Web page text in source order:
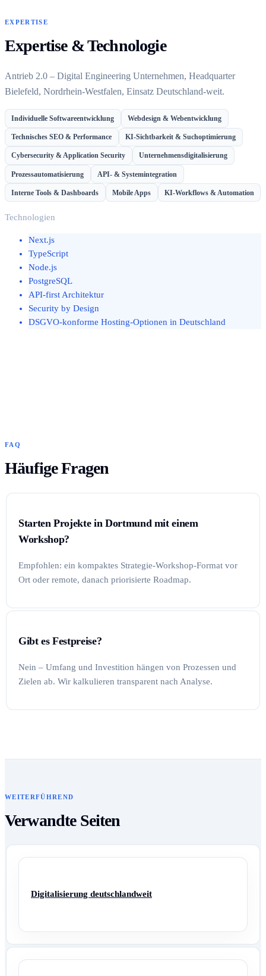
EXPERTISE
Expertise & Technologie
Antrieb 2.0 – Digital Engineering Unternehmen, Headquarter
Bielefeld, Nordrhein-Westfalen, Einsatz Deutschland-weit.
Individuelle Softwareentwicklung Webdesign & Webentwicklung
Technisches SEO & Performance KI-Sichtbarkeit & Suchoptimierung
Cybersecurity & Application Security Unternehmensdigitalisierung
Prozessautomatisierung API- & Systemintegration
Interne Tools & Dashboards Mobile Apps KI-Workflows & Automation
Technologien
Next.js
TypeScript
Node.js
PostgreSQL
API-first Architektur
Security by Design
DSGVO-konforme Hosting-Optionen in Deutschland
FAQ
Häufige Fragen
Starten Projekte in Dortmund mit einem
Workshop?
Empfohlen: ein kompaktes Strategie-Workshop-Format vor
Ort oder remote, danach priorisierte Roadmap.
Gibt es Festpreise?
Nein – Umfang und Investition hängen von Prozessen und
Zielen ab. Wir kalkulieren transparent nach Analyse.
WEITERFÜHREND
Verwandte Seiten
Digitalisierung deutschlandweit